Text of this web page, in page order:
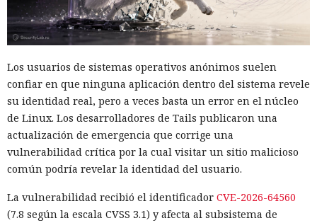
Los usuarios de sistemas operativos anónimos suelen
confiar en que ninguna aplicación dentro del sistema revele
su identidad real, pero a veces basta un error en el núcleo
de Linux. Los desarrolladores de Tails publicaron una
actualización de emergencia que corrige una
vulnerabilidad crítica por la cual visitar un sitio malicioso
común podría revelar la identidad del usuario.
La vulnerabilidad recibió el identificador CVE-2026-64560
(7.8 según la escala CVSS 3.1) y afecta al subsistema de